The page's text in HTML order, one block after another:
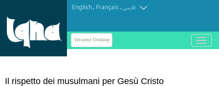
English. Français.فارسی
Versione Desktop
باز
و
Il rispetto dei musulmani per Gesù Cristo